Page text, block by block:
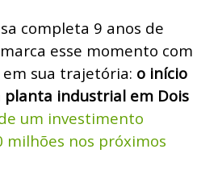
completa 9 anos de
esse momento com
em sua trajetória: o início
planta industrial em Dois
um investimento
milhões nos próximos